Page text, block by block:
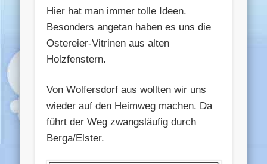
Hier hat man immer tolle Ideen.
Besonders angetan haben es uns die
Ostereier-Vitrinen aus alten
Holzfenstern.
Von Wolfersdorf aus wollten wir uns
wieder auf den Heimweg machen. Da
führt der Weg zwangsläufig durch
Berga/Elster.